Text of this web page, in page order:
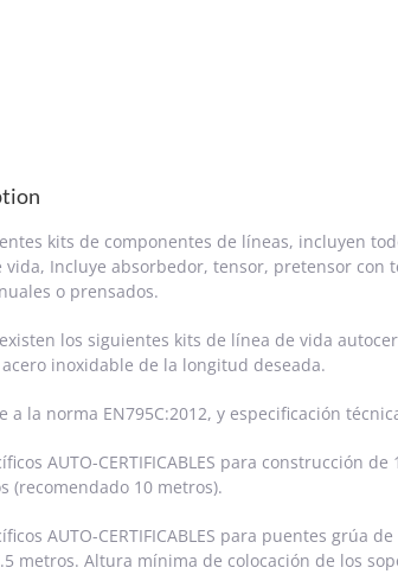
kits de componentes de líneas, incluyen
vida, Incluye absorbedor, tensor, pretensor con
o prensados.
los siguientes kits de línea de vida
inoxidable de la longitud deseada.
a la norma EN795C:2012, y especificación
AUTO-CERTIFICABLES para construcción
(recomendado 10 metros).
AUTO-CERTIFICABLES para puentes grúa
metros. Altura mínima de colocación de los